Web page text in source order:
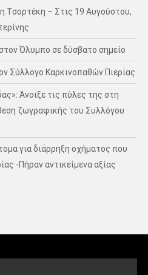
Τσορτέκη – Στις 19 Αυγούστου,
Όλυμπο σε δύσβατο σημείο
Σύλλογο Καρκινοπαθών Πιερίας
Άνοιξε τις πύλες της στη
ζωγραφικής του Συλλόγου
για διάρρηξη οχήματος που
-Πήραν αντικείμενα αξίας